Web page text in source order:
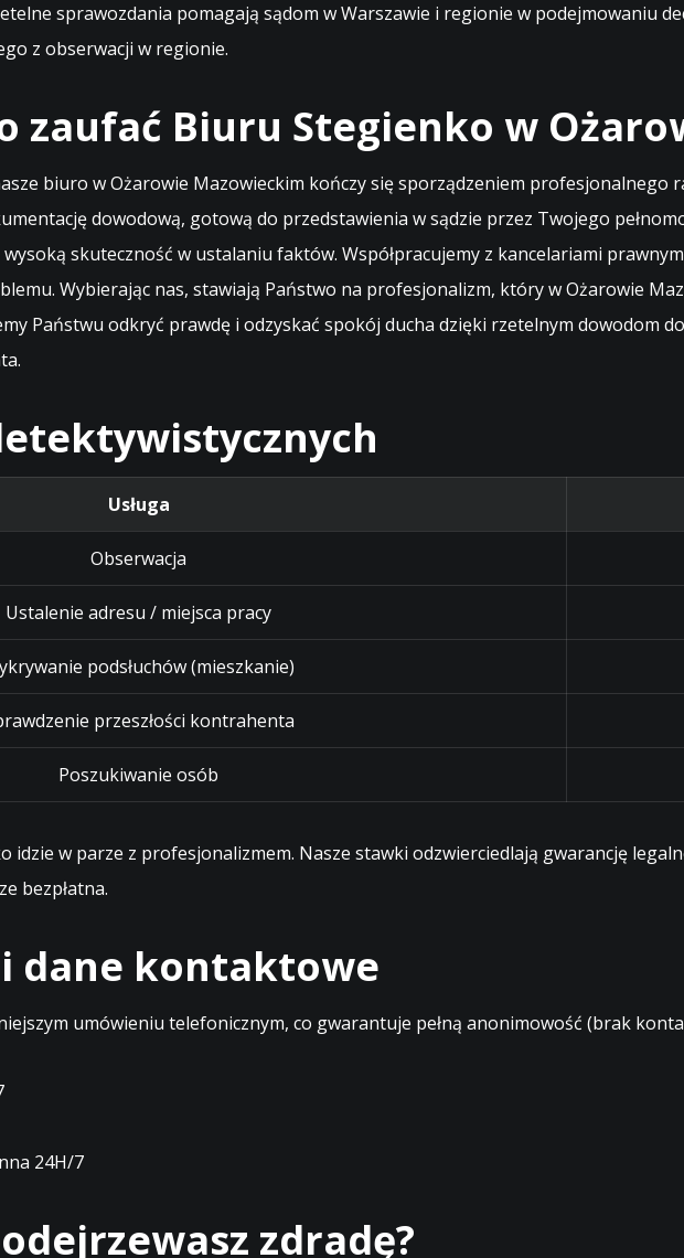
sprawozdania pomagają sądom w Warszawie i regionie w podejmowaniu
z obserwacji w regionie.
zaufać Biuru Stegienko w
biuro w Ożarowie Mazowieckim kończy się sporządzeniem
dowodową, gotową do przedstawienia w sądzie przez Twojego
wysoką skuteczność w ustalaniu faktów. Współpracujemy z kancelariami
Wybierając nas, stawiają Państwo na profesjonalizm, który w Ożarowie
Państwu odkryć prawdę i odzyskać spokój ducha dzięki rzetelnym dowodom
Usługa
Obserwacja
Ustalenie adresu / miejsca pracy
podsłuchów (mieszkanie)
przeszłości kontrahenta
Poszukiwanie osób
idzie w parze z profesjonalizmem. Nasze stawki odzwierciedlają gwarancję
bezpłatna.
dane kontaktowe
umówieniu telefonicznym, co gwarantuje pełną anonimowość (brak
24H/7
zdradę?